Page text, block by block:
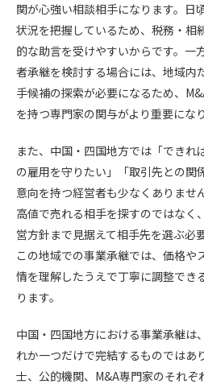
関が心強い相談相手になります。日
状況を把握しているため、税務・相
的な助言を受けやすいからです。一
者承継を検討する場合には、地域内
手候補の探索が必要になるため、
を持つ専門家の関与がより重要になり
また、中国・四国地方では「できれ
の雇用を守りたい」「取引先との関
意向を持つ経営者も少なくありませ
高値で売れる相手を探すのではなく
営方針まで見据えて相手先を選ぶ必
この地域での事業承継では、価格や
情を理解したうえで丁寧に調整でき
ります。
中国・四国地方における事業承継は
れか一つだけで完結するものではあ
士、公的機関、M&A専門家のそれ